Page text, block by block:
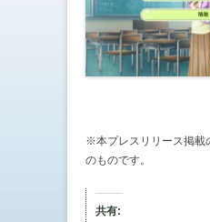
※本プレスリリース掲載
のものです。
共有: